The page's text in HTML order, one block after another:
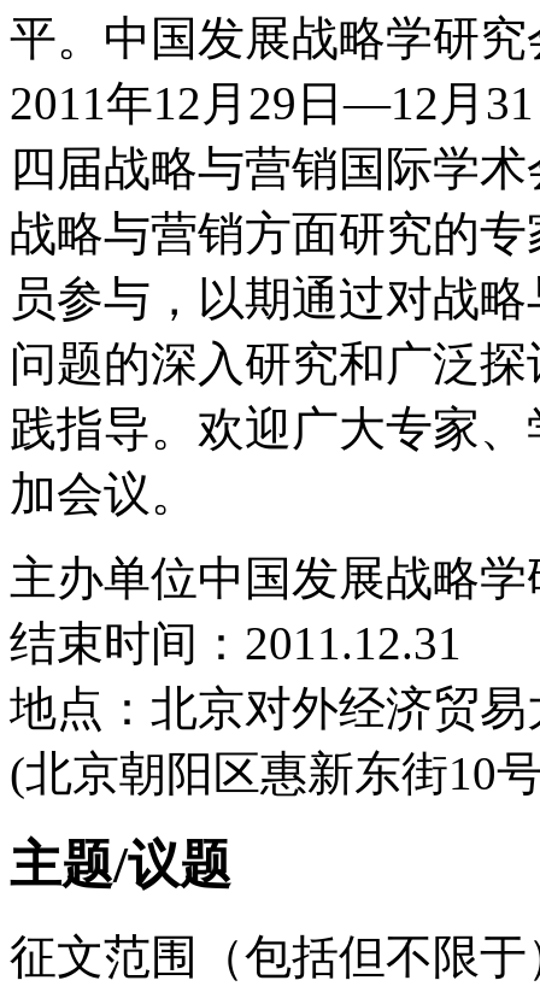
平。中国发展战略学研
2011年12月29日—12月
四届战略与营销国际学
战略与营销方面研究的
员参与，以期通过对战
问题的深入研究和广泛
践指导。欢迎广大专家
加会议。
主办单位中国发展战略
结束时间：2011.12.31
地点：北京对外经济贸易
(北京朝阳区惠新东街10
主题/议题
征文范围（包括但不限于